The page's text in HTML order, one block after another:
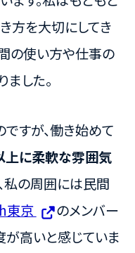
き方を大切にしてき
の使い方や仕事の
した。
すが、働き始めて
上に柔軟な雰囲気
私の周囲には民間
東京
のメンバー
が高いと感じていま